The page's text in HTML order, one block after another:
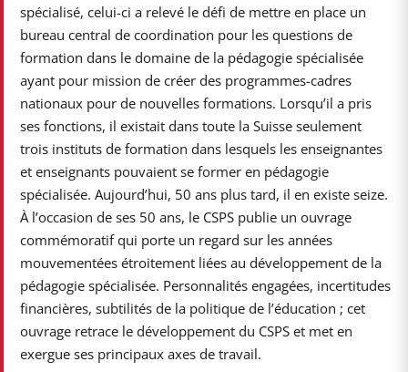
spécialisé, celui-ci a relevé le défi de mettre en place un
bureau central de coordination pour les questions de
formation dans le domaine de la pédagogie spécialisée
ayant pour mission de créer des programmes-cadres
nationaux pour de nouvelles formations. Lorsqu’il a pris
ses fonctions, il existait dans toute la Suisse seulement
trois instituts de formation dans lesquels les enseignantes
et enseignants pouvaient se former en pédagogie
spécialisée. Aujourd’hui, 50 ans plus tard, il en existe seize.
À l’occasion de ses 50 ans, le CSPS publie un ouvrage
commémoratif qui porte un regard sur les années
mouvementées étroitement liées au développement de la
pédagogie spécialisée. Personnalités engagées, incertitudes
financières, subtilités de la politique de l’éducation ; cet
ouvrage retrace le développement du CSPS et met en
exergue ses principaux axes de travail.